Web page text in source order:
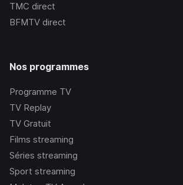
TMC direct
BFMTV direct
Nos programmes
Programme TV
TV Replay
TV Gratuit
Films streaming
Séries streaming
Sport streaming